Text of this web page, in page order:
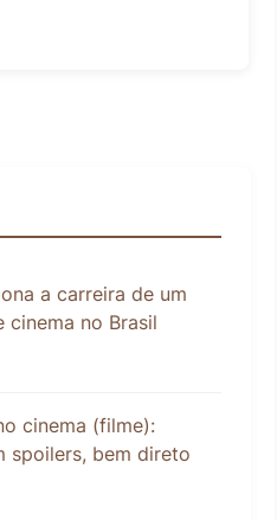
a carreira de um
cinema no Brasil
cinema (filme):
spoilers, bem direto